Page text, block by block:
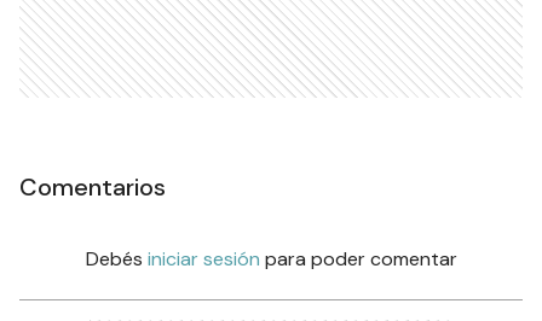
Comentarios
Debés iniciar sesión para poder comentar